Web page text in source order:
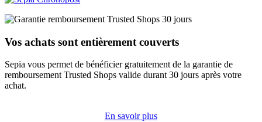
Vos achats sont entièrement couverts
Sepia vous permet de bénéficier gratuitement de la garantie de
remboursement Trusted Shops valide durant 30 jours après votre
achat.
En savoir plus